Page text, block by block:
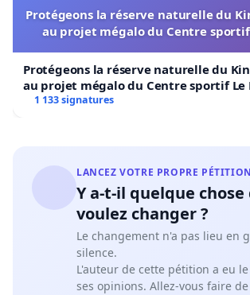
Protégeons la réserve naturelle du
au projet mégalo du Centre sportif
Protégeons la réserve naturelle du
au projet mégalo du Centre sportif Le
1 133 signatures
LANCEZ VOTRE PROPRE PÉTITION
Y a-t-il quelque chose
voulez changer ?
Le changement n'a pas lieu en
silence.
L'auteur de cette pétition a eu
ses opinions. Allez-vous faire